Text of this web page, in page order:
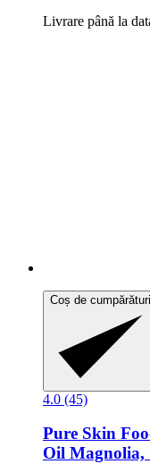
Livrare până la
Coș de cumpărături
4.0 (45)
Pure Skin
Oil Magnolia,